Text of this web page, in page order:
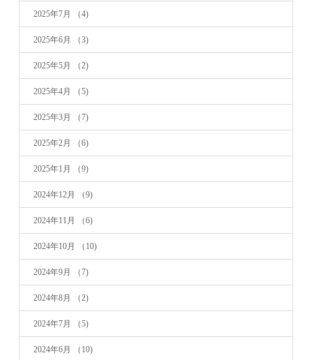
2025年7月 （4)
2025年6月 （3)
2025年5月 （2)
2025年4月 （5)
2025年3月 （7)
2025年2月 （6)
2025年1月 （9)
2024年12月 （9)
2024年11月 （6)
2024年10月 （10)
2024年9月 （7)
2024年8月 （2)
2024年7月 （5)
2024年6月 （10)